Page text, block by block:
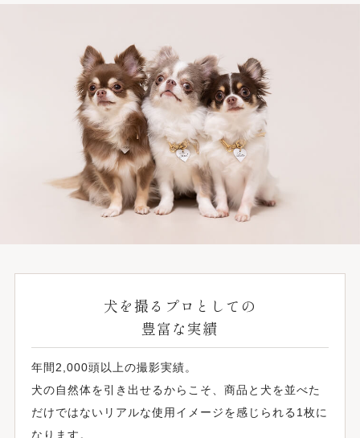
犬を撮るプロとしての
豊富な実績
年間2,000頭以上の撮影実績。
犬の自然体を引き出せるからこそ、商品と犬を並べた
だけではないリアルな使用イメージを感じられる1枚に
なります。